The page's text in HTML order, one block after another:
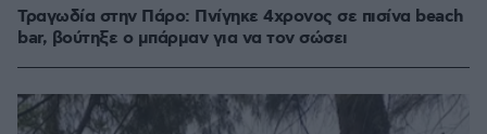
Τραγωδία στην Πάρο: Πνίγηκε 4χρονος σε πισίνα beach
bar, βούτηξε ο μπάρμαν για να τον σώσει